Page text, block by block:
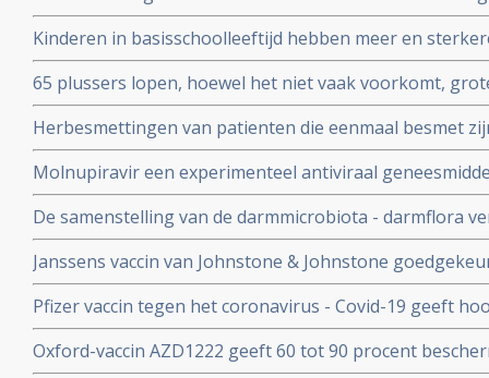
patienten en kan duizenden sterfgevallen
studie.
Kinderen in basisschoolleeftijd hebben meer en
besmet te zijn geweest met het coronavirus - Covid-19
65 plussers lopen, hoewel het niet vaak voorkomt,
besmetting met het coronavirus - Covid-19 dan
Herbesmettingen van patienten die eenmaal besmet
- Covid-19 komen zelden voor blijkt uit nieuwe
Molnupiravir een experimenteel antiviraal
virussen, waaronder coronavirussen en specifiek
coronavirus verdwenen bij alle deelnemende patienten.
De samenstelling van de darmmicrobiota - darmflora
COVID-19, vooral de functies in het darmmicrobioom
immuunreacties beinvloeden de ernst van de ziekte
Janssens vaccin van Johnstone & Johnstone
vaccin tegen het coronavirus.
Pfizer vaccin tegen het coronavirus - Covid-19 geeft
met 90 procent effectiviteit, maar er zijn nog veel
Oxford-vaccin AZD1222 geeft 60 tot 90 procent